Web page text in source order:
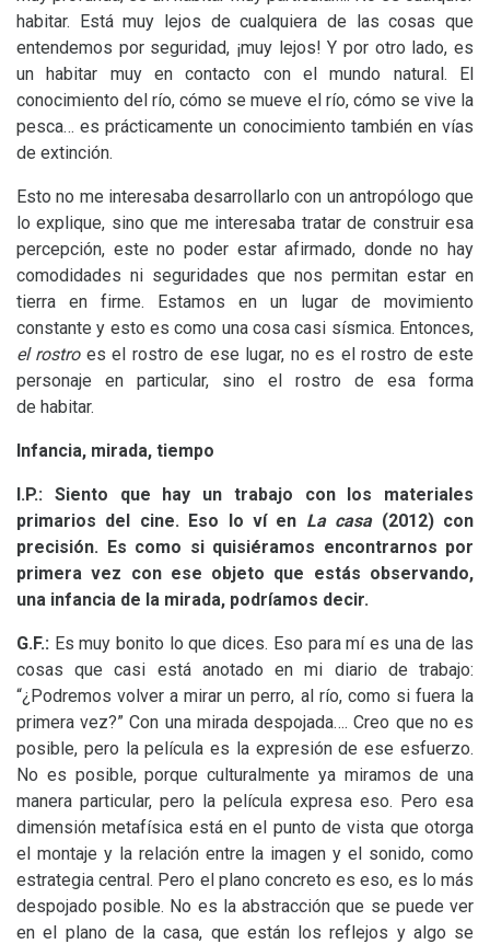
habitar. Está muy lejos de cualquiera de las cosas que
entendemos por seguridad, ¡muy lejos! Y por otro lado, es
un habitar muy en contacto con el mundo natural. El
conocimiento del río, cómo se mueve el río, cómo se vive la
pesca… es prácticamente un conocimiento también en vías
de extinción.
Esto no me interesaba desarrollarlo con un antropólogo que
lo explique, sino que me interesaba tratar de construir esa
percepción, este no poder estar afirmado, donde no hay
comodidades ni seguridades que nos permitan estar en
tierra en firme. Estamos en un lugar de movimiento
constante y esto es como una cosa casi sísmica. Entonces,
el rostroes el rostro de ese lugar, no es el rostro de este
personaje en particular, sino el rostro de esa forma
de habitar.
Infancia, mirada, tiempo
I.P.: Siento que hay un trabajo con los materiales
primarios del cine. Eso lo ví en La casa (2012) con
precisión. Es como si quisiéramos encontrarnos por
primera vez con ese objeto que estás observando,
una infancia de la mirada, podríamos decir.
G.F.: Es muy bonito lo que dices. Eso para mí es una de las
cosas que casi está anotado en mi diario de trabajo:
“¿Podremos volver a mirar un perro, al río, como si fuera la
primera vez?” Con una mirada despojada…. Creo que no es
posible, pero la película es la expresión de ese esfuerzo.
No es posible, porque culturalmente ya miramos de una
manera particular, pero la película expresa eso. Pero esa
dimensión metafísica está en el punto de vista que otorga
el montaje y la relación entre la imagen y el sonido, como
estrategia central. Pero el plano concreto es eso, es lo más
despojado posible. No es la abstracción que se puede ver
en el plano de la casa, que están los reflejos y algo se